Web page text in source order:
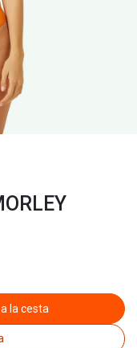
la cesta